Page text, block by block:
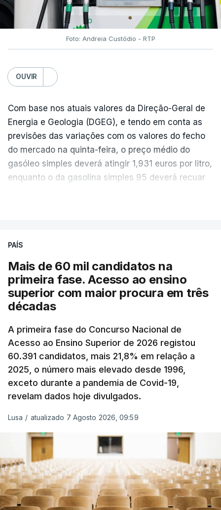
Foto: Andreia Custódio - RTP
OUVIR
Com base nos atuais valores da Direção-Geral de
Energia e Geologia (DGEG), e tendo em conta as
previsões das variações com os valores do fecho
do mercado na quinta-feira, o preço médio do
gasóleo simples deverá atingir 1,931 euros por litro,
enquanto o da gasolina simples 95 deverá recuar
evolução das cotações internacionais do petróleo,
posto de abastecimento, a marca e a localização.
A atualização do desconto do Imposto sobre os
Produtos Petrolíferos (ISP) também poderá
O Governo comprometeu-se a aplicar uma redução
extraordinária e temporária no ISP, sempre que se
verifique um aumento do preço dos combustíveis
superior a 10 cêntimos, para mitigar a escalada de
preços.
Depois de uma subida inicial devido à guerra no
Irão, à tensão geopolítica no Médio Oriente e ao
fecho do estreito de Ormuz, os preços dos
combustíveis desceram durante o cessar-fogo
entre Washington e Teerão.
No entanto, com o retomar do conflito, as últimas
PAÍS
Mais de 60 mil candidatos na
primeira fase. Acesso ao ensino
superior com maior procura em três
décadas
A primeira fase do Concurso Nacional de
Acesso ao Ensino Superior de 2026 registou
60.391 candidatos, mais 21,8% em relação a
2025, o número mais elevado desde 1996,
exceto durante a pandemia de Covid-19,
revelam dados hoje divulgados.
Lusa / atualizado 7 Agosto 2026, 09:59